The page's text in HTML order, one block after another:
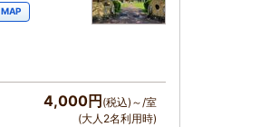
MAP
4,000円 (税込)～/室
(大人2名利用時)